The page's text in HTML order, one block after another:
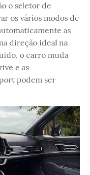
o seletor de
os vários modos de
as
direção ideal na
o carro muda
e as
podem ser